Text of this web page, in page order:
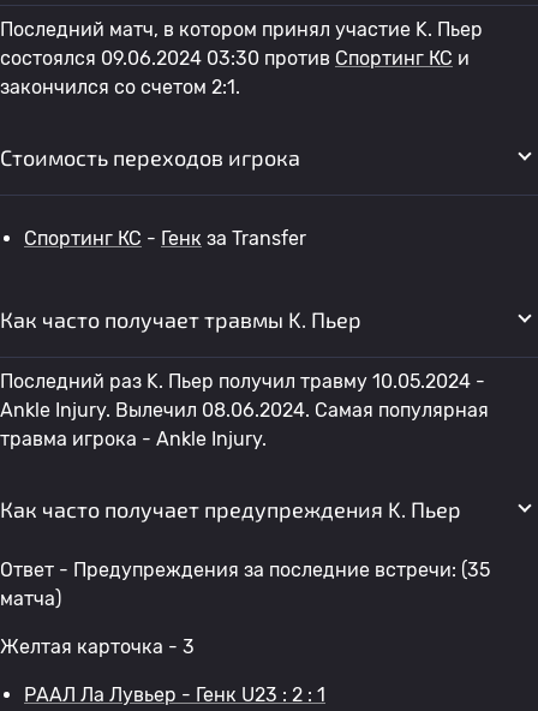
Последний матч, в котором принял участие K. Пьер
состоялся 09.06.2024 03:30 против Спортинг КС и
закончился со счетом 2:1.
Стоимость переходов игрока
Спортинг КС - Генк за Transfer
Как часто получает травмы K. Пьер
Последний раз K. Пьер получил травму 10.05.2024 -
Ankle Injury. Вылечил 08.06.2024. Самая популярная
травма игрока - Ankle Injury.
Как часто получает предупреждения K. Пьер
Ответ - Предупреждения за последние встречи: (35
матча)
Желтая карточка - 3
РААЛ Ла Лувьер - Генк U23 : 2 : 1